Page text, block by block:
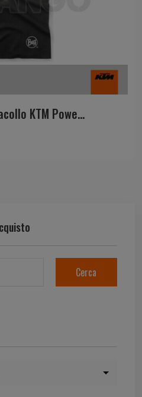
KTM Powe...